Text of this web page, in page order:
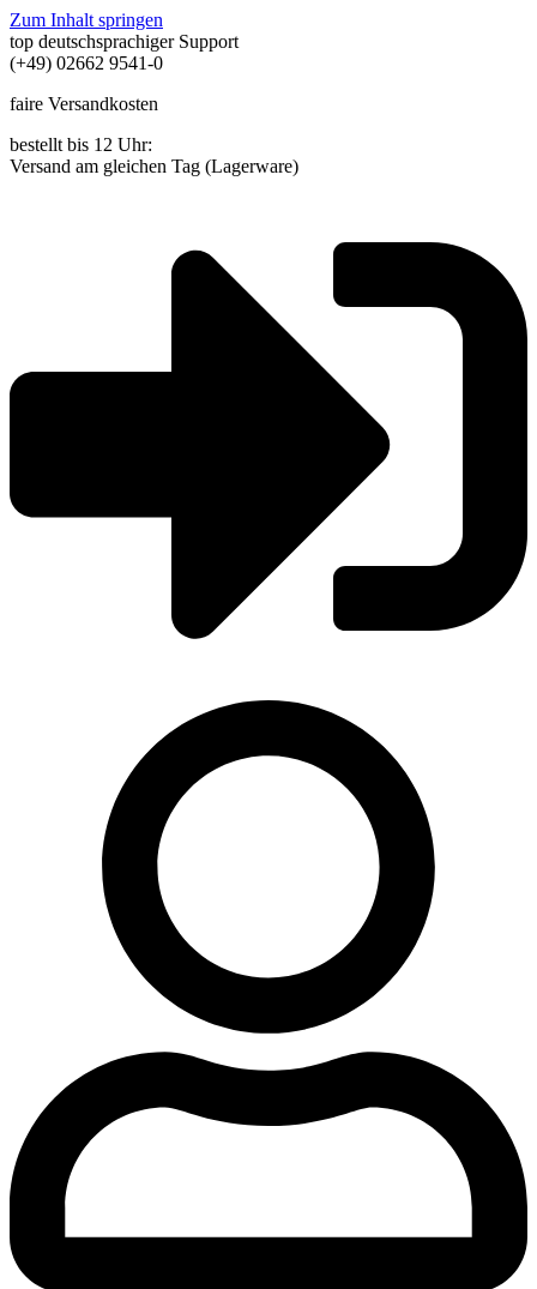
Zum Inhalt springen
top deutschsprachiger Support
(+49) 02662 9541-0
faire Versandkosten
bestellt bis 12 Uhr:
Versand am gleichen Tag (Lagerware)